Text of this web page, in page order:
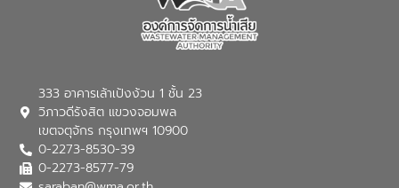
333 อาคารเล้าเป้งง้วน 1 ชั้น 23
วิภาวดีรังสิต แขวงจอมพล
เขตจตุจักร กรุงเทพฯ 10900
0-2273-8530-39
0-2273-8577-79